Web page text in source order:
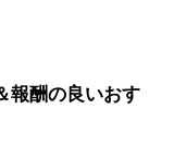
報酬の良いおす